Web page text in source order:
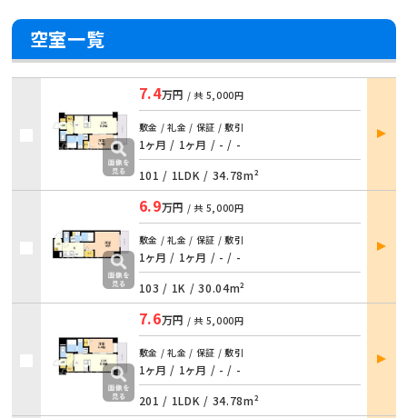
空室一覧
7.4万円 / 共 5,000円
敷金 / 礼金 / 保証 / 敷引
1ヶ月 / 1ヶ月 / - / -
101 / 1LDK / 34.78m²
部屋
詳細
6.9万円 / 共 5,000円
敷金 / 礼金 / 保証 / 敷引
1ヶ月 / 1ヶ月 / - / -
103 / 1K /30.04m²
部屋
詳細
7.6万円 / 共 5,000円
敷金 / 礼金 / 保証 / 敷引
1ヶ月 / 1ヶ月 / - / -
201 / 1LDK / 34.78m²
部屋
詳細